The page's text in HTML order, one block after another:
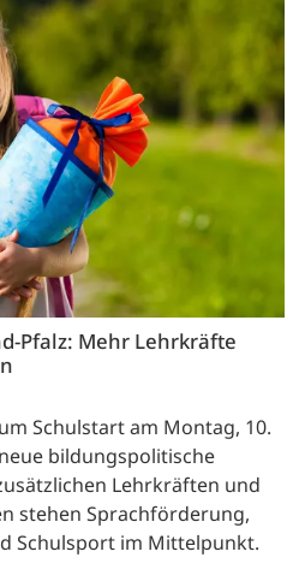
Pfalz: Mehr Lehrkräfte
Schulstart am Montag, 10.
bildungspolitische
Lehrkräften und
stehen Sprachförderung,
Schulsport im Mittelpunkt.